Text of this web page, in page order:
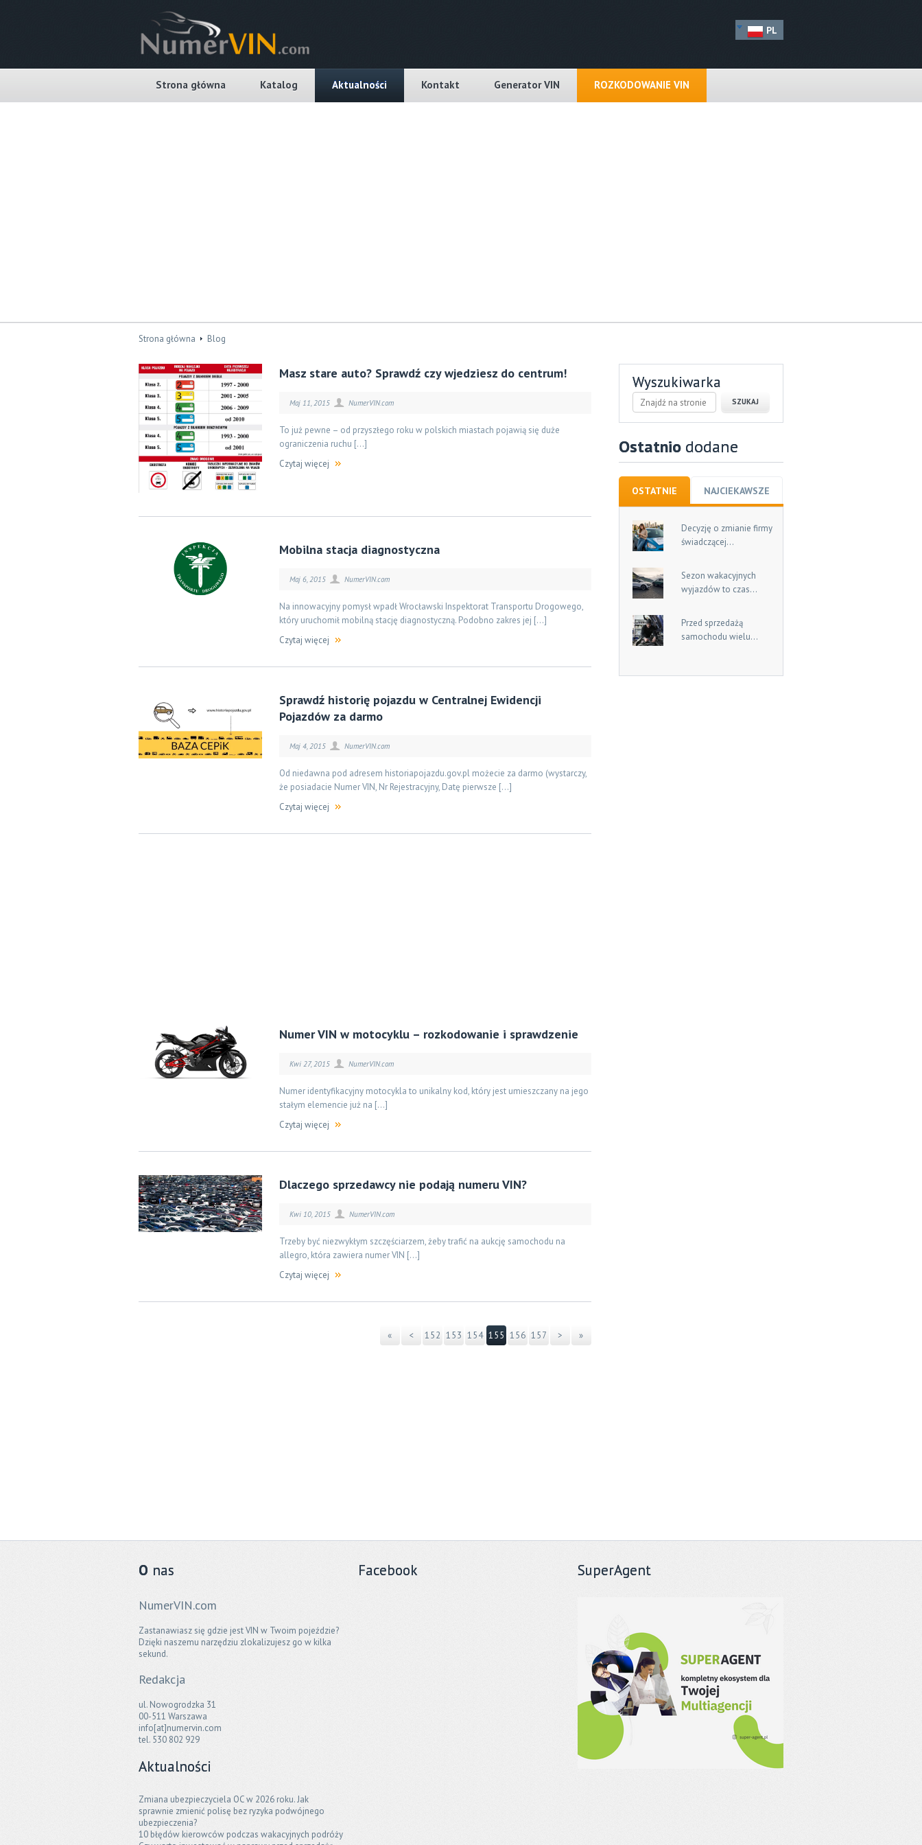
PL
Strona główna Katalog Aktualności Kontakt Generator VIN ROZKODOWANIE VIN
Strona główna Blog
Masz stare auto? Sprawdź czy wjedziesz do centrum!
Maj 11, 2015 NumerVIN.com
To już pewne – od przyszłego roku w polskich miastach pojawią się duże
ograniczenia ruchu […]
Czytaj więcej
Mobilna stacja diagnostyczna
Maj 6, 2015 NumerVIN.com
Na innowacyjny pomysł wpadł Wrocławski Inspektorat Transportu Drogowego,
który uruchomił mobilną stację diagnostyczną. Podobno zakres jej […]
Czytaj więcej
Sprawdź historię pojazdu w Centralnej Ewidencji
Pojazdów za darmo
Maj 4, 2015 NumerVIN.com
Od niedawna pod adresem historiapojazdu.gov.pl możecie za darmo (wystarczy,
że posiadacie Numer VIN, Nr Rejestracyjny, Datę pierwsze […]
Czytaj więcej
Numer VIN w motocyklu – rozkodowanie i sprawdzenie
Kwi 27, 2015 NumerVIN.com
Numer identyfikacyjny motocykla to unikalny kod, który jest umieszczany na jego
stałym elemencie już na […]
Czytaj więcej
Dlaczego sprzedawcy nie podają numeru VIN?
Kwi 10, 2015 NumerVIN.com
Trzeby być niezwykłym szczęściarzem, żeby trafić na aukcję samochodu na
allegro, która zawiera numer VIN […]
Czytaj więcej
« < 152 153 154 155 156 157 > »
Wyszukiwarka
Ostatnio dodane
OSTATNIE NAJCIEKAWSZE
Decyzję o zmianie firmy
świadczącej...
Sezon wakacyjnych
wyjazdów to czas...
Przed sprzedażą
samochodu wielu...
O nas
NumerVIN.com
Zastanawiasz się gdzie jest VIN w Twoim pojeździe?
Dzięki naszemu narzędziu zlokalizujesz go w kilka
sekund.
Redakcja
ul. Nowogrodzka 31
00-511 Warszawa
info[at]numervin.com
tel. 530 802 929
Aktualności
Zmiana ubezpieczyciela OC w 2026 roku. Jak
sprawnie zmienić polisę bez ryzyka podwójnego
ubezpieczenia?
10 błędów kierowców podczas wakacyjnych podróży
Facebook SuperAgent